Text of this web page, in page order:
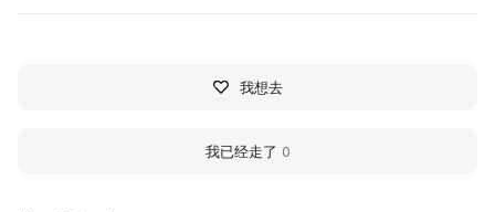
我想去
我已经走了 0